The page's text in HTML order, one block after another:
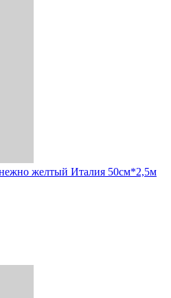
желтый Италия 50см*2,5м